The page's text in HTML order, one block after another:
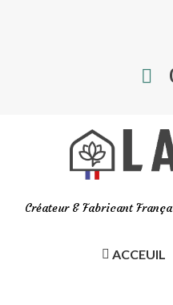
Créateur & Fabricant
ACCEUIL